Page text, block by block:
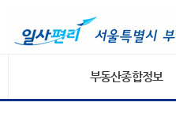
부동산종합정보